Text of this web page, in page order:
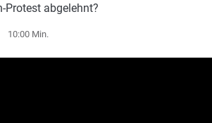
Protest abgelehnt?
10:00 Min.